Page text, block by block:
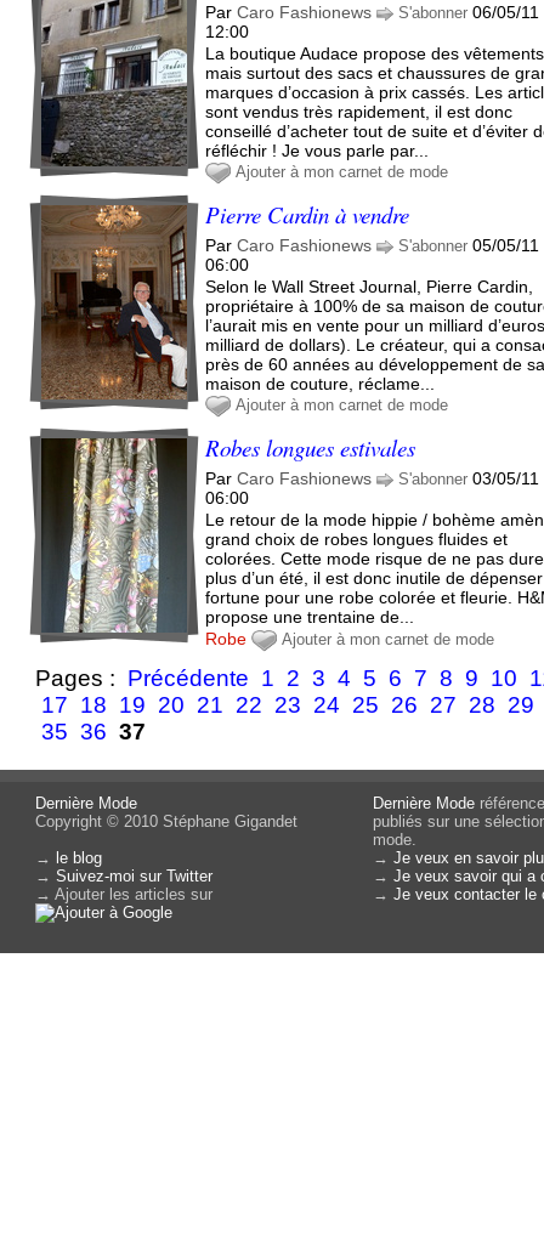
ParCaro Fashionews S'abonner 06/05/11
12:00
La boutique Audace propose des
mais surtout des sacs et chaussures de
marques d’occasion à prix cassés. Les
sont vendus très rapidement, il est donc
conseillé d’acheter tout de suite et d’éviter
réfléchir ! Je vous parle par...
Ajouter à mon carnet de mode
Pierre Cardin à vendre
ParCaro Fashionews S'abonner 05/05/11
06:00
Selon le Wall Street Journal, Pierre Cardin,
propriétaire à 100% de sa maison de
l’aurait mis en vente pour un milliard
milliard de dollars). Le créateur, qui a
près de 60 années au développement de
maison de couture, réclame...
Ajouter à mon carnet de mode
Robes longues estivales
ParCaro Fashionews S'abonner 03/05/11
06:00
Le retour de la mode hippie / bohème
grand choix de robes longues fluides et
colorées. Cette mode risque de ne pas
plus d’un été, il est donc inutile de
fortune pour une robe colorée et fleurie.
propose une trentaine de...
Robe
Ajouter à mon carnet de mode
Pages : Précédente 1 2 3 4 5 6 7 8 9 10
17 18 19 20 21 22 23 24 25 26 27 28 29
35 36 37
Dernière Mode
Copyright © 2010 Stéphane Gigandet
→ le blog
→Suivez-moi sur Twitter
→ Ajouter les articles sur
Dernière Mode
publiés sur une
mode.
→Je veux en savoir
→Je veux savoir qui a
→Je veux contacter le